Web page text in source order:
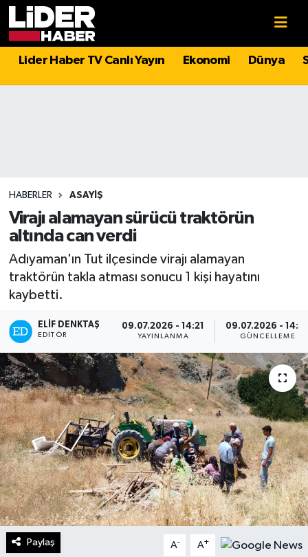
Lider Haber TV Canlı Yayın Ekonomi Dünya
HABERLER ASAYIŞ
Virajı alamayan sürücü traktörün
altında can verdi
Adıyaman'ın Tut ilçesinde virajı alamayan
traktörün takla atması sonucu 1 kişi hayatını
kaybetti.
ELIF DENKTAŞ
EDITÖR
09.07.2026 - 14:21
YAYINLANMA
09.07.2026 -
GÜNCELLEME
Paylaş A- A+
Politika
Magazin
Spor
Sağlık
Teknoloji
Turizm
Kültür - Sanat
Lider Haber TV Canlı Yayın izle
Hava Durumu
Süper Lig Puan Durumu ve Fikstür
Tüm Manşetler
Son Dakika Haberleri
Haber Arşivi